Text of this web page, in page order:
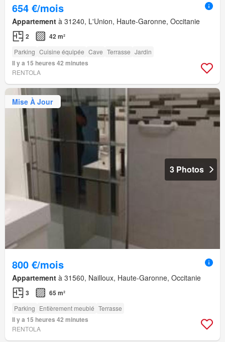
654 €/mois
Appartement à 31240, L'Union, Haute-Garonne, Occitanie
2 42 m²
Parking Cuisine équipée Cave Terrasse Jardin
Il y a 15 heures 42 minutes
RENTOLA
Mise À Jour
3 Photos
800 €/mois
Appartement à 31560, Nailloux, Haute-Garonne, Occitanie
3 65 m²
Parking Entièrement meublé Terrasse
Il y a 15 heures 42 minutes
RENTOLA